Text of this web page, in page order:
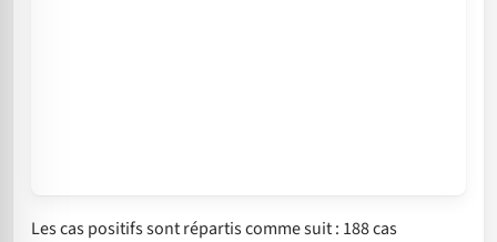
Les cas positifs sont répartis comme suit : 188 cas